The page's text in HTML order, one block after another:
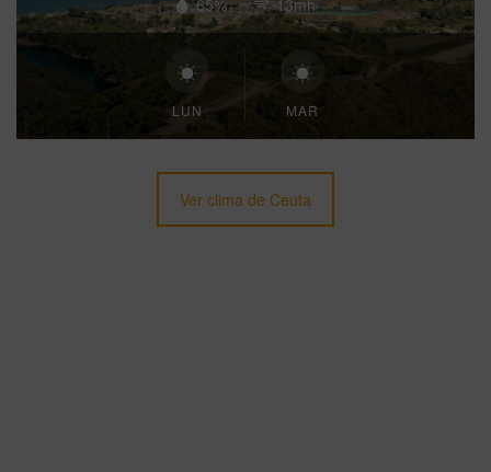
65% 13mh
LUN MAR
Ver clima de Ceuta